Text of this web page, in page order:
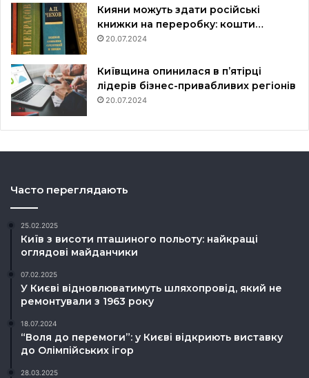
Кияни можуть здати російські
книжки на переробку: кошти…
20.07.2024
Київщина опинилася в пʼятірці
лідерів бізнес-привабливих регіонів
20.07.2024
Часто переглядають
25.02.2025
Київ з висоти пташиного польоту: найкращі
оглядові майданчики
07.02.2025
У Києві відновлюватимуть шляхопровід, який не
ремонтували з 1963 року
18.07.2024
“Воля до перемоги”: у Києві відкриють виставку
до Олімпійських ігор
28.03.2025